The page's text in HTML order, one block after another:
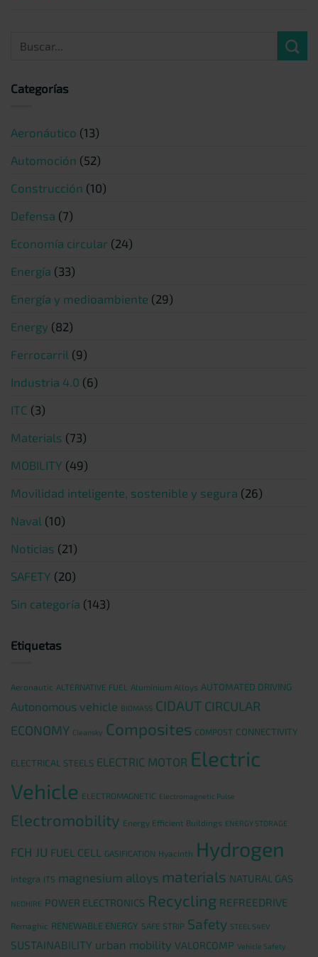
Categorías
Aeronáutico (13)
Automoción (52)
Construcción (10)
Defensa (7)
Economía circular (24)
Energía (33)
Energía y medioambiente (29)
Energy (82)
Ferrocarril (9)
Industria 4.0 (6)
ITC (3)
Materials (73)
MOBILITY (49)
Movilidad inteligente, sostenible y segura (26)
Naval (10)
Noticias (21)
SAFETY (20)
Sin categoría (143)
Etiquetas
Aeronautic ALTERNATIVE FUEL Aluminium Alloys AUTOMATED DRIVING
Autonomous vehicle BIOMASS CIDAUT CIRCULAR
ECONOMY Cleansky Composites COMPOST CONNECTIVITY
ELECTRICAL STEELS ELECTRIC MOTOR Electric
Vehicle ELECTROMAGNETIC Electromagnetic Pulse
Electromobility Energy Efficient Buildings ENERGY STORAGE
FCH JU FUEL CELL GASIFICATION Hyacinth Hydrogen
integra ITS magnesium alloys materials NATURAL GAS
NEOHIRE POWER ELECTRONICS Recycling REFREEDRIVE
Remaghic RENEWABLE ENERGY SAFE STRIP Safety STEEL S4EV
SUSTAINABILITY urban mobility VALORCOMP Vehicle Safety